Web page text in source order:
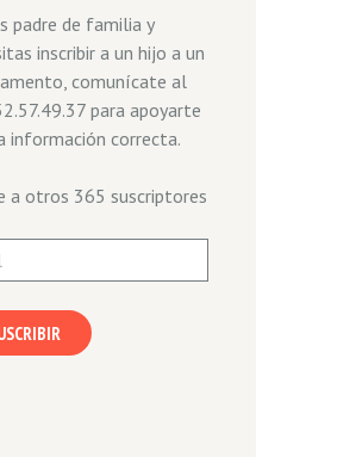
padre de familia y
inscribir a un hijo a un
comunícate al
para apoyarte
información correcta.
a otros 365 suscriptores